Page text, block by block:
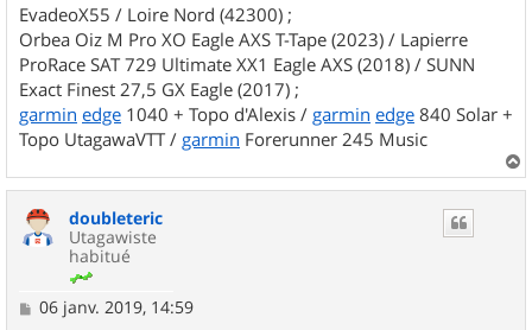
EvadeoX55 / Loire Nord (42300) ;
Orbea Oiz M Pro XO Eagle AXS T-Tape (2023) / Lapierre
ProRace SAT 729 Ultimate XX1 Eagle AXS (2018) / SUNN
Exact Finest 27,5 GX Eagle (2017) ;
garmin edge 1040 + Topo d'Alexis / garmin edge 840 Solar +
Topo UtagawaVTT / garmin Forerunner 245 Music
a
doubleteric
Utagawiste
habitué
M
06 janv. 2019, 14:59